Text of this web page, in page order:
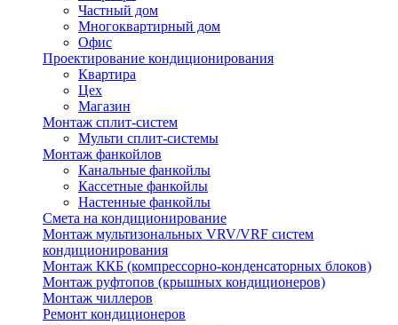
Частный дом
Многоквартирный дом
Офис
Проектирование кондиционирования
Квартира
Цех
Магазин
Монтаж сплит-систем
Мульти сплит-системы
Монтаж фанкойлов
Канальные фанкойлы
Кассетные фанкойлы
Настенные фанкойлы
Смета на кондиционирование
Монтаж мультизональных VRV/VRF систем
кондиционирования
Монтаж ККБ (компрессорно-конденсаторных блоков)
Монтаж руфтопов (крышных кондиционеров)
Монтаж чиллеров
Ремонт кондиционеров